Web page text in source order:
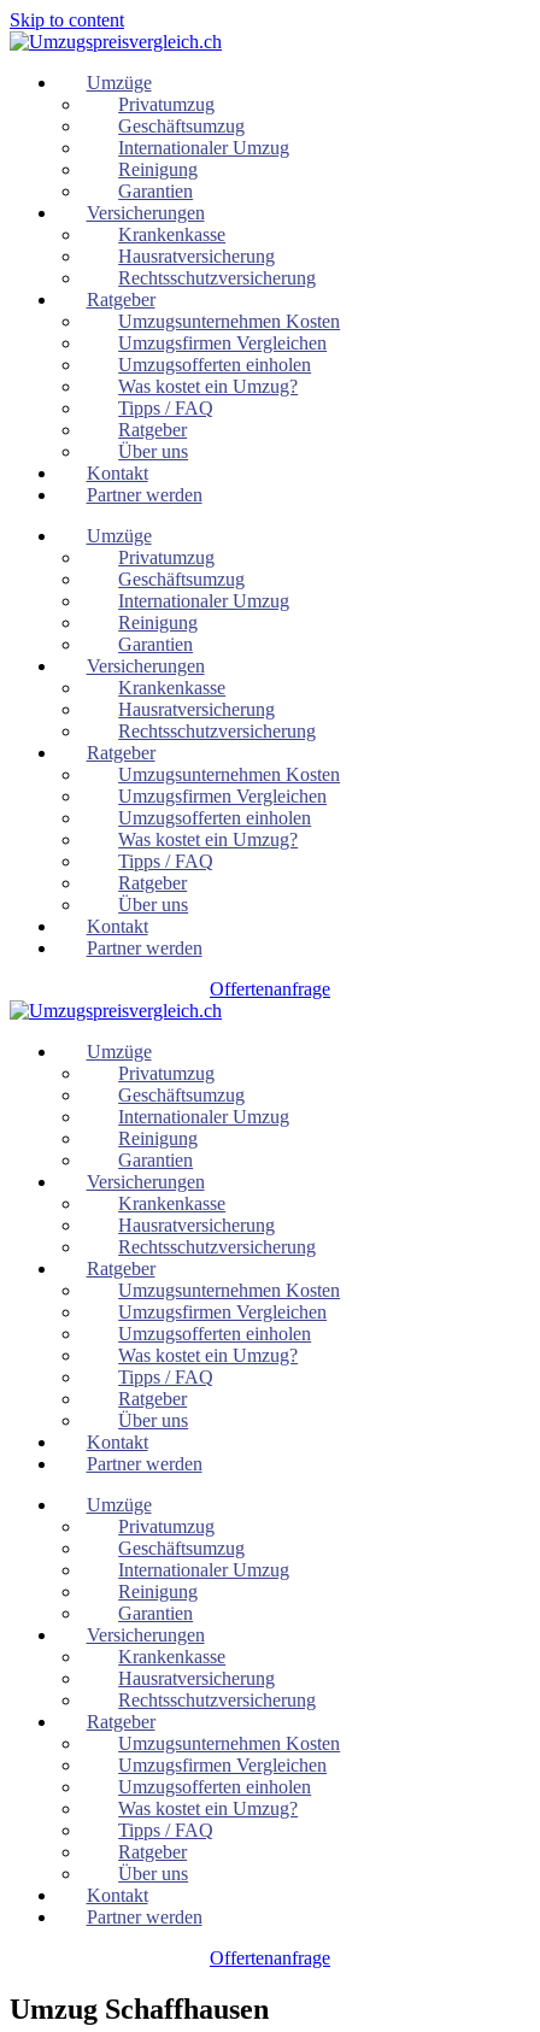
Skip to content
Umzüge
Privatumzug
Geschäftsumzug
Internationaler Umzug
Reinigung
Garantien
Versicherungen
Krankenkasse
Hausratversicherung
Rechtsschutzversicherung
Ratgeber
Umzugsunternehmen Kosten
Umzugsfirmen Vergleichen
Umzugsofferten einholen
Was kostet ein Umzug?
Tipps / FAQ
Ratgeber
Über uns
Kontakt
Partner werden
Umzüge
Privatumzug
Geschäftsumzug
Internationaler Umzug
Reinigung
Garantien
Versicherungen
Krankenkasse
Hausratversicherung
Rechtsschutzversicherung
Ratgeber
Umzugsunternehmen Kosten
Umzugsfirmen Vergleichen
Umzugsofferten einholen
Was kostet ein Umzug?
Tipps / FAQ
Ratgeber
Über uns
Kontakt
Partner werden
Offertenanfrage
Umzüge
Privatumzug
Geschäftsumzug
Internationaler Umzug
Reinigung
Garantien
Versicherungen
Krankenkasse
Hausratversicherung
Rechtsschutzversicherung
Ratgeber
Umzugsunternehmen Kosten
Umzugsfirmen Vergleichen
Umzugsofferten einholen
Was kostet ein Umzug?
Tipps / FAQ
Ratgeber
Über uns
Kontakt
Partner werden
Umzüge
Privatumzug
Geschäftsumzug
Internationaler Umzug
Reinigung
Garantien
Versicherungen
Krankenkasse
Hausratversicherung
Rechtsschutzversicherung
Ratgeber
Umzugsunternehmen Kosten
Umzugsfirmen Vergleichen
Umzugsofferten einholen
Was kostet ein Umzug?
Tipps / FAQ
Ratgeber
Über uns
Kontakt
Partner werden
Offertenanfrage
Umzug Schaffhausen